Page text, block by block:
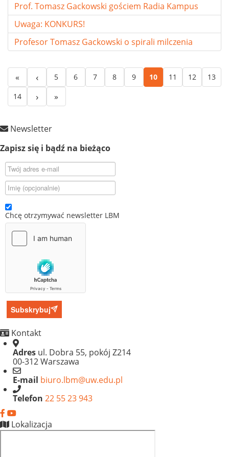
Prof. Tomasz Gackowski gościem Radia Kampus
Uwaga: KONKURS!
Profesor Tomasz Gackowski o spirali milczenia
5 6 7 8 9 10 11 12
13
14
Newsletter
Zapisz się i bądź na bieżąco
Chcę otrzymywać newsletter LBM
Subskrybuj
Kontakt
Adres ul. Dobra 55, pokój Z214
00-312 Warszawa
E-mail biuro.lbm@uw.edu.pl
Telefon 22 55 23 943
Lokalizacja